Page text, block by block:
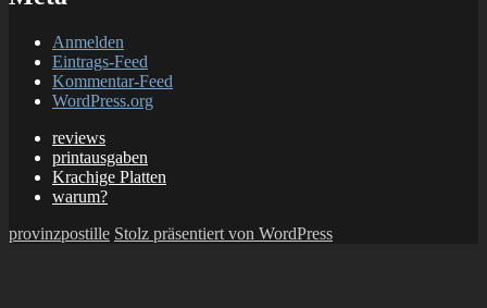
Anmelden
Eintrags-Feed
Kommentar-Feed
WordPress.org
reviews
printausgaben
Krachige Platten
warum?
provinzpostille Stolz präsentiert von WordPress